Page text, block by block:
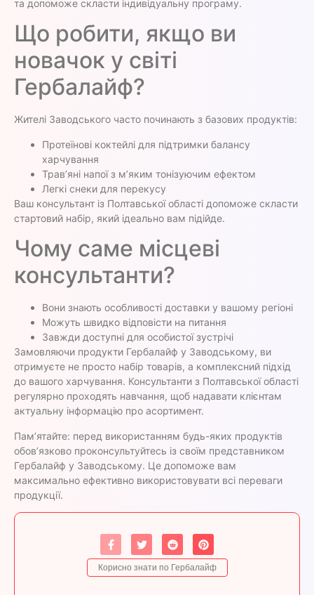
та допоможе скласти індивідуальну програму.
Що робити, якщо ви
новачок у світі
Гербалайф?
Жителі Заводського часто починають з базових продуктів:
Протеїнові коктейлі для підтримки балансу
харчування
Трав’яні напої з м’яким тонізуючим ефектом
Легкі снеки для перекусу
Ваш консультант із Полтавської області допоможе скласти
стартовий набір, який ідеально вам підійде.
Чому саме місцеві
консультанти?
Вони знають особливості доставки у вашому регіоні
Можуть швидко відповісти на питання
Завжди доступні для особистої зустрічі
Замовляючи продукти Гербалайф у Заводському, ви
отримуєте не просто набір товарів, а комплексний підхід
до вашого харчування. Консультанти з Полтавської області
регулярно проходять навчання, щоб надавати клієнтам
актуальну інформацію про асортимент.
Пам’ятайте: перед використанням будь-яких продуктів
обов’язково проконсультуйтесь із своїм представником
Гербалайф у Заводському. Це допоможе вам
максимально ефективно використовувати всі переваги
продукції.
Корисно знати по Гербалайф